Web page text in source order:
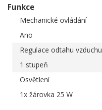
Funkce
Mechanické ovládání
Ano
Regulace odtahu vzduchu
1 stupeň
Osvětlení
1x žárovka 25 W